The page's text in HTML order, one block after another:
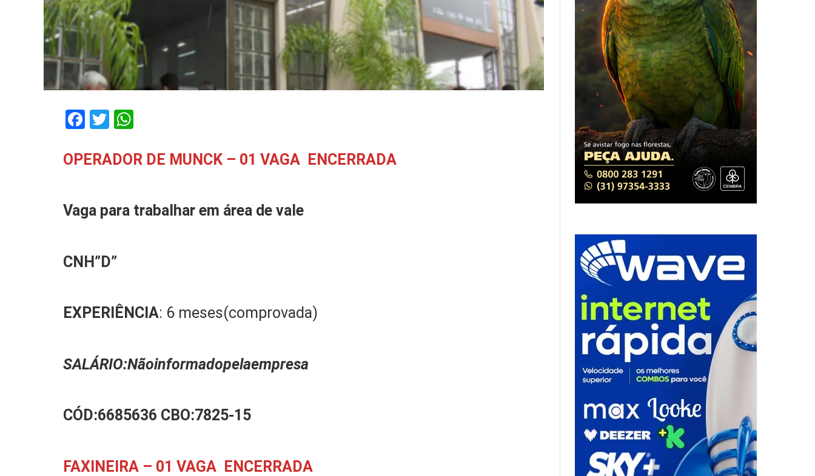
Facebook
Twitter
OPERADOR DE MUNCK – 01 VAGA ENCERRADA
Vaga para trabalharem área de vale
CNH”D”
EXPERIÊNCIA: 6 meses(comprovada)
SALÁRIO:Nãoinformadopelaempresa
CÓD:6685636 CBO:7825-15
FAXINEIRA – 01 VAGA ENCERRADA